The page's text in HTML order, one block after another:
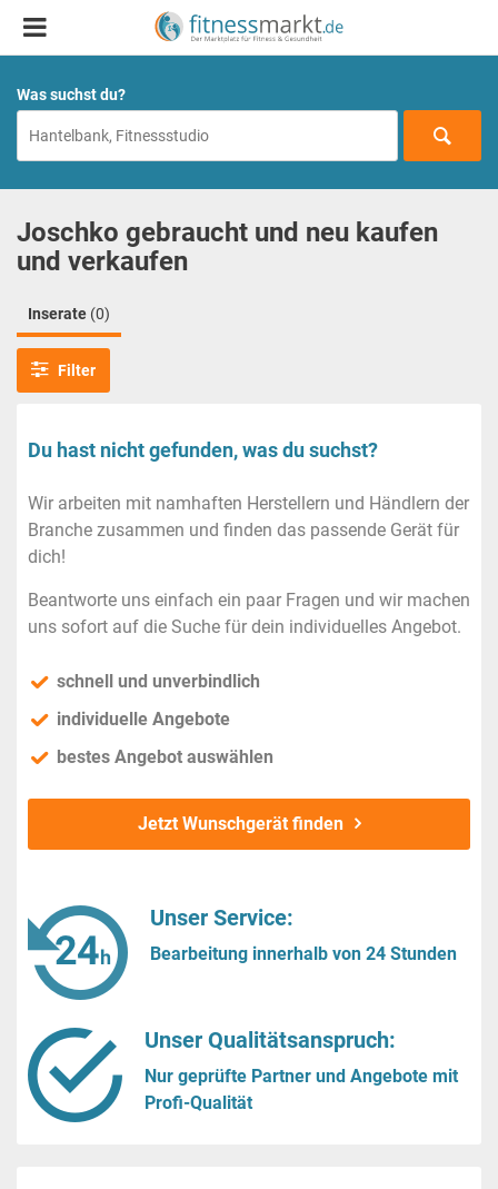
Was suchst du?
Joschko gebraucht und neu kaufen
und verkaufen
Inserate (0)
Filter
Du hast nicht gefunden, was du suchst?
Wir arbeiten mit namhaften Herstellern und Händlern der
Branche zusammen und finden das passende Gerät für
dich!
Beantworte uns einfach ein paar Fragen und wir machen
uns sofort auf die Suche für dein individuelles Angebot.
schnell und unverbindlich
individuelle Angebote
bestes Angebot auswählen
Jetzt Wunschgerät finden
Unser Service:
Bearbeitung innerhalb von 24 Stunden
Unser Qualitätsanspruch:
Nur geprüfte Partner und Angebote mit
Profi-Qualität